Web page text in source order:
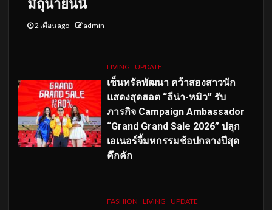
มิถุนายนนี้
2 เดือน ago admin
LIVING UPDATE
เซ็นทรัลพัฒนา คว้าสองสาวนัก
แสดงสุดฮอต “ลีน่า-หมิว” รับ
ภารกิจ Campaign Ambassador
“Grand Grand Sale 2026” ปลุก
เอเนอร์จี้มหกรรมช้อปกลางปีสุด
คึกคัก
FASHION LIVING UPDATE